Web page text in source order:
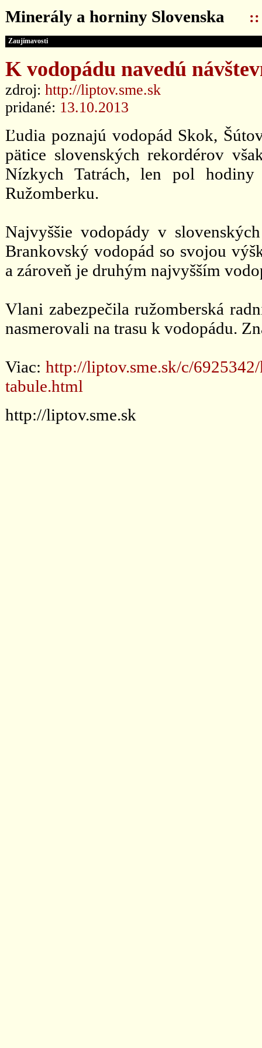
Minerály a horniny Slovenska ::
Zaujímavosti
K vodopádu navedú
zdroj: http://liptov.sme.sk
pridané: 13.10.2013
Ľudia poznajú vodopád Skok,
pätice slovenských rekordérov
Nízkych Tatrách, len pol
Ružomberku.
Najvyššie vodopády v
Brankovský vodopád so svojou
a zároveň je druhým najvyšším
Vlani zabezpečila ružomberská
nasmerovali na trasu k vodopádu.
Viac: http://liptov.sme.sk/c/
tabule.html
http://liptov.sme.sk